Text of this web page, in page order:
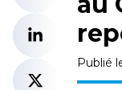
Publié